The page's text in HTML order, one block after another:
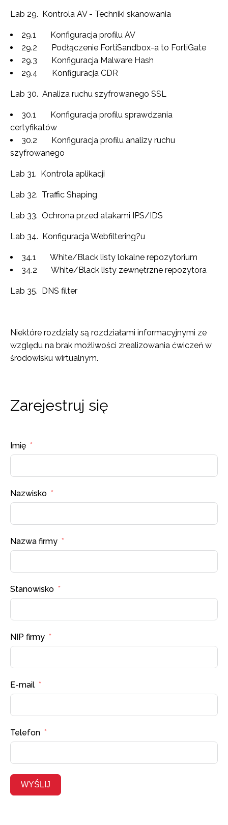
Lab 29. Kontrola AV - Techniki skanowania
29.1 Konfiguracja profilu AV
29.2 Podłączenie FortiSandbox-a to FortiGate
29.3 Konfiguracja Malware Hash
29.4 Konfiguracja CDR
Lab 30. Analiza ruchu szyfrowanego SSL
30.1 Konfiguracja profilu sprawdzania
certyfikatów
30.2 Konfiguracja profilu analizy ruchu
szyfrowanego
Lab 31. Kontrola aplikacji
Lab 32. Traffic Shaping
Lab 33. Ochrona przed atakami IPS/IDS
Lab 34. Konfiguracja Webfiltering?u
34.1 White/Black listy lokalne repozytorium
34.2 White/Black listy zewnętrzne repozytora
Lab 35. DNS filter
Niektóre rozdzialy są rozdziałami informacyjnymi ze
względu na brak możliwości zrealizowania ćwiczeń w
środowisku wirtualnym.
Zarejestruj się
Imię
Nazwisko
Nazwa firmy
Stanowisko
NIP firmy
E-mail
Telefon
WYŚLIJ